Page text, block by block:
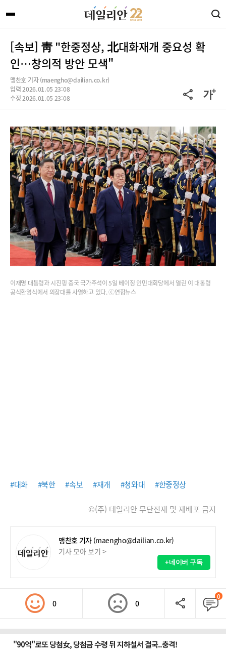
[속보] 靑 "한중정상, 北대화재개 중요성 확
인…창의적 방안 모색"
맹찬호 기자 (maengho@dailian.co.kr)
입력 2026.01.05 23:08
수정 2026.01.05 23:08
이재명 대통령과 시진핑 중국 국가주석이 5일 베이징 인민대회당에서 열린 이 대통령
공식환영식에서 의장대를 사열하고 있다. ⓒ연합뉴스
#대화 #북한 #속보 #재개 #청와대 #한중정상
©(주) 데일리안 무단전재 및 재배포 금지
맹찬호 기자 (maengho@dailian.co.kr)
기사 모아 보기 >
+네이버 구독
0 0
0